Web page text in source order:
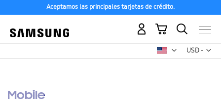
Aceptamos las principales tarjetas de crédito.
USD -
dólar
Mi carrito
Mobile